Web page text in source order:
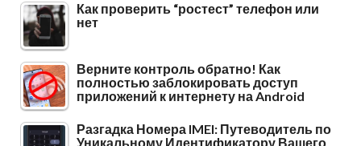
Как проверить “ростест” телефон или
нет
Верните контроль обратно! Как
полностью заблокировать доступ
приложений к интернету на Android
Разгадка Номера IMEI: Путеводитель по
Уникальному Идентификатору Вашего